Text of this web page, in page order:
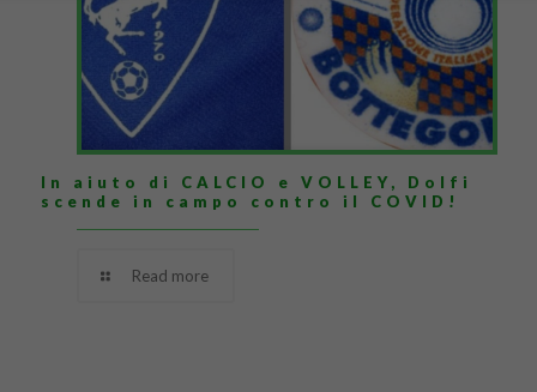
In aiuto di CALCIO e VOLLEY, Dolfi
scende in campo contro il COVID!
Read more